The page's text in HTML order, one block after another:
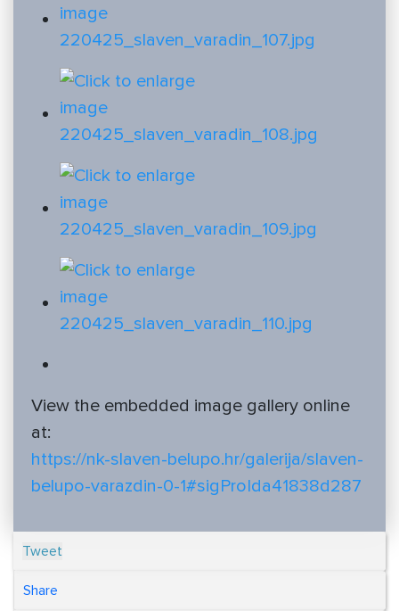
View the embedded image gallery online
at:
https://nk-slaven-belupo.hr/galerija/slaven-
belupo-varazdin-0-1#sigProIda41838d287
Tweet
Share